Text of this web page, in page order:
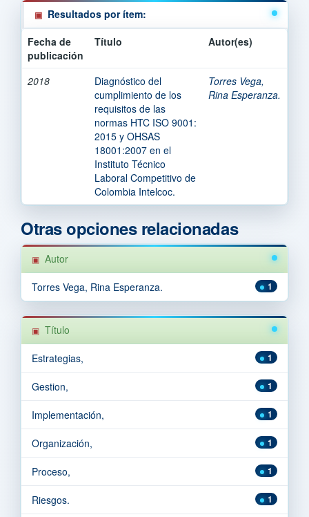
Resultados por ítem:
Fecha de
publicación
Título Autor(es)
2018
Diagnóstico del
cumplimiento de los
requisitos de las
normas HTC ISO 9001:
2015 y OHSAS
18001:2007 en el
Instituto Técnico
Laboral Competitivo de
Colombia Intelcoc.
Torres Vega,
Rina Esperanza.
Otras opciones relacionadas
Autor
1
Torres Vega, Rina Esperanza.
Título
1
Estrategias,
1
Gestion,
1
Implementación,
1
Organización,
1
Proceso,
1
Riesgos.